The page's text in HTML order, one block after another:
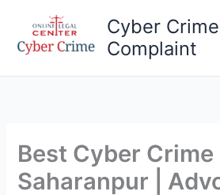
content
Cyber Crime
Complaint
Best Cyber
Saharanpur |